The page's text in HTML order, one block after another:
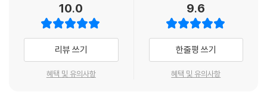
리밖에는 들리지 않게 됐다.
--- 찰리 제인 앤더스, 「아메리카 끝에 있는 서점」 중에서
‘우리는 말할 거다.’
“팔을 내밀어보게나. 주먹을 쥐고… 그래, 그렇게 말이야. 잘하고 있어, 동
생. 준비됐나? 좋아. 어쨌거나 자네 머릿속에서 적이 소리치고 있는 상황에
와 세계 사이의 간극은 충분히 좁혀질 것으로 기대된다.
〈에스에프널 SFnal〉 시리즈는 2020년부터 다시 시작한 〈올해의 SF 걸작
선(The Year's Best Science Fiction)〉의 한국어판이다. 2020 휴고상
편집자 부문을 포함해 휴고상에서만 15회 이상 호명된 세계적인 편집자
“조너선 스트라한”이 수록작을 선정하며, 한 해 동안 발표된 중·단편소설
10.0
리뷰 쓰기
혜택 및 유의사항
9.6
한줄평 쓰기
혜택 및 유의사항